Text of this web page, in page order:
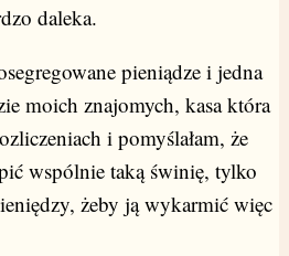
daleka.
pieniądze i jedna
moich znajomych, kasa która
i pomyślałam, że
wspólnie taką świnię, tylko
żeby ją wykarmić więc